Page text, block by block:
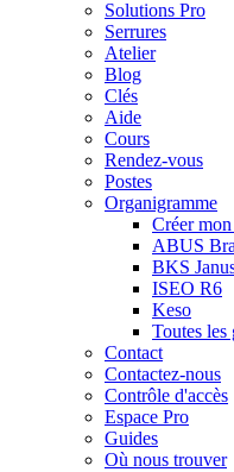
Solutions Pro
Serrures
Atelier
Blog
Clés
Aide
Cours
Rendez-vous
Postes
Organigramme
Créer
ABUS
BKS
ISEO R6
Keso
Toutes
Contact
Contactez-nous
Contrôle d'accès
Espace Pro
Guides
Où nous trouver